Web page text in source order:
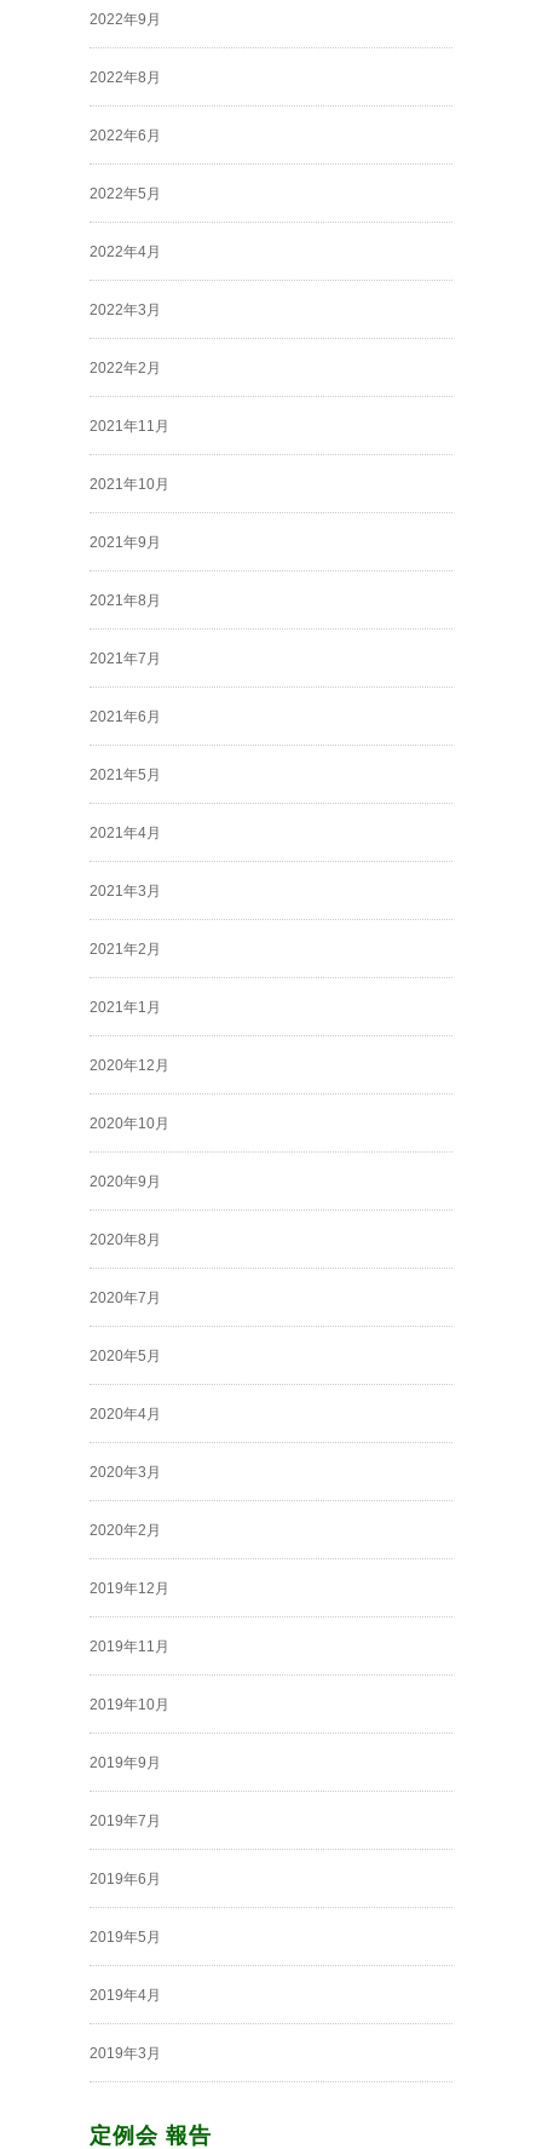
2022年9月
2022年8月
2022年6月
2022年5月
2022年4月
2022年3月
2022年2月
2021年11月
2021年10月
2021年9月
2021年8月
2021年7月
2021年6月
2021年5月
2021年4月
2021年3月
2021年2月
2021年1月
2020年12月
2020年10月
2020年9月
2020年8月
2020年7月
2020年5月
2020年4月
2020年3月
2020年2月
2019年12月
2019年11月
2019年10月
2019年9月
2019年7月
2019年6月
2019年5月
2019年4月
2019年3月
定例会 報告